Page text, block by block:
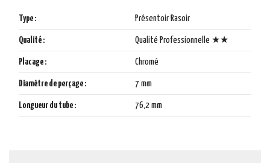
Type : Présentoir Rasoir
Qualité : Qualité Professionnelle ★★
Placage : Chromé
Diamètre de perçage : 7 mm
Longueur du tube : 76,2 mm